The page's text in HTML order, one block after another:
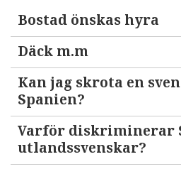
Bostad önskas hyra
Däck m.m
Kan jag skrota en
Spanien?
Varför diskriminerar
utlandssvenskar?